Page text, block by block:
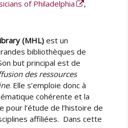
of Philadelphia
,
(MHL) est un
bibliothèques de
but principal est de
des ressources
. Elle s’emploie donc à
cohérente et la
pour l’étude de l’histoire de
affiliées. Dans cette